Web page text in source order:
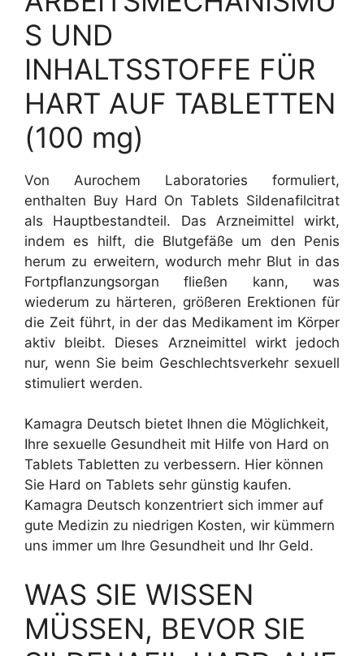
S UND
INHALTSSTOFFE FÜR
HART AUF TABLETTEN
(100 mg)
Von Aurochem Laboratories formuliert,
enthalten Buy Hard On Tablets Sildenafilcitrat
als Hauptbestandteil. Das Arzneimittel wirkt,
indem es hilft, die Blutgefäße um den Penis
herum zu erweitern, wodurch mehr Blut in das
Fortpflanzungsorgan fließen kann, was
wiederum zu härteren, größeren Erektionen für
die Zeit führt, in der das Medikament im Körper
aktiv bleibt. Dieses Arzneimittel wirkt jedoch
nur, wenn Sie beim Geschlechtsverkehr sexuell
stimuliert werden.
Kamagra Deutsch bietet Ihnen die Möglichkeit,
Ihre sexuelle Gesundheit mit Hilfe von Hard on
Tablets Tabletten zu verbessern. Hier können
Sie Hard on Tablets sehr günstig kaufen.
Kamagra Deutsch konzentriert sich immer auf
gute Medizin zu niedrigen Kosten, wir kümmern
uns immer um Ihre Gesundheit und Ihr Geld.
WAS SIE WISSEN
MÜSSEN, BEVOR SIE